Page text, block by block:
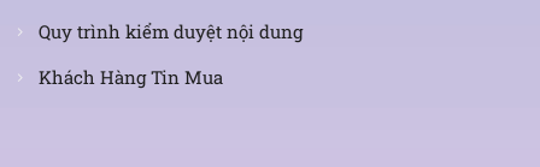
Quy trình kiểm duyệt nội dung
Khách Hàng Tin Mua